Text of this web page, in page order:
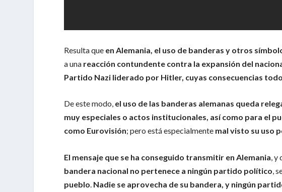
Resulta que en Alemania, el uso de banderas y otros
a una reacción contundente contra la expansión del
Partido Nazi liderado por Hitler, cuyas consecuencias
De este modo, el uso de las banderas alemanas queda
muy especiales o actos institucionales, así como para el
como Eurovisión; pero está especialmente mal visto su uso
El mensaje que se ha conseguido transmitir en Alemania, y
bandera nacional no pertenece a ningún partido político,
pueblo. Nadie se aprovecha de su bandera, y ningún